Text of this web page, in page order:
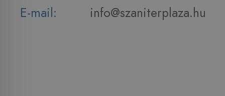
E-mail:
info@szaniterplaza.hu